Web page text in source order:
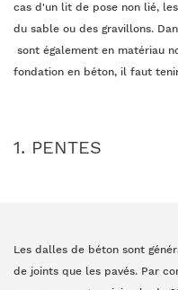
cas d'un lit de pose non lié,
du sable ou des gravillons.
sont également en matériau
fondation en béton, il faut
1. PENTES
Les dalles de béton sont
de joints que les pavés. Par